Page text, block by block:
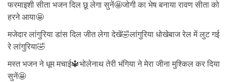
फरमाइशी सीता भजन दिल छू लेगा सुनें🤩जोगी का भेष बनाया रावण सीता को
हरने आया🤩
मजेदार लांगुरिया डांस दिल जीत लेगा देखें🤣लांगुरिया धोखेबाज रेल में लुट गई
रे लांगुरिया🤣
मस्त भजन ने धूम मचाई🔱भोलेनाथ तेरी भंगिया ने मेरा जीना मुश्किल कर दिया
सुनें🤩